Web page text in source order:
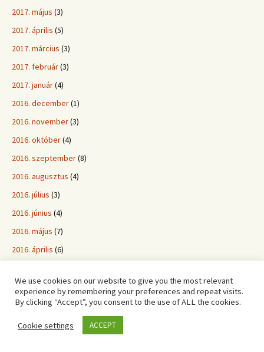
2017. május (3)
2017. április (5)
2017. március (3)
2017. február(3)
2017. január(4)
2016. december(1)
2016. november(3)
2016. október(4)
2016. szeptember(8)
2016. augusztus (4)
2016. július (3)
2016. június (4)
2016. május (7)
2016. április (6)
2016. február(6)
2016. január (6)
2015. december(6)
We use cookies on our website to give you the most relevant
experience by remembering your preferences and repeat visits.
By clicking “Accept”, you consent to the use of ALL the cookies.
Cookie settings ACCEPT